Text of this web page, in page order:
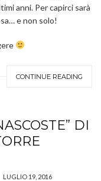
anni. Per capirci sarà
e non solo!
CONTINUE READING
DI
LUGLIO 19, 2016